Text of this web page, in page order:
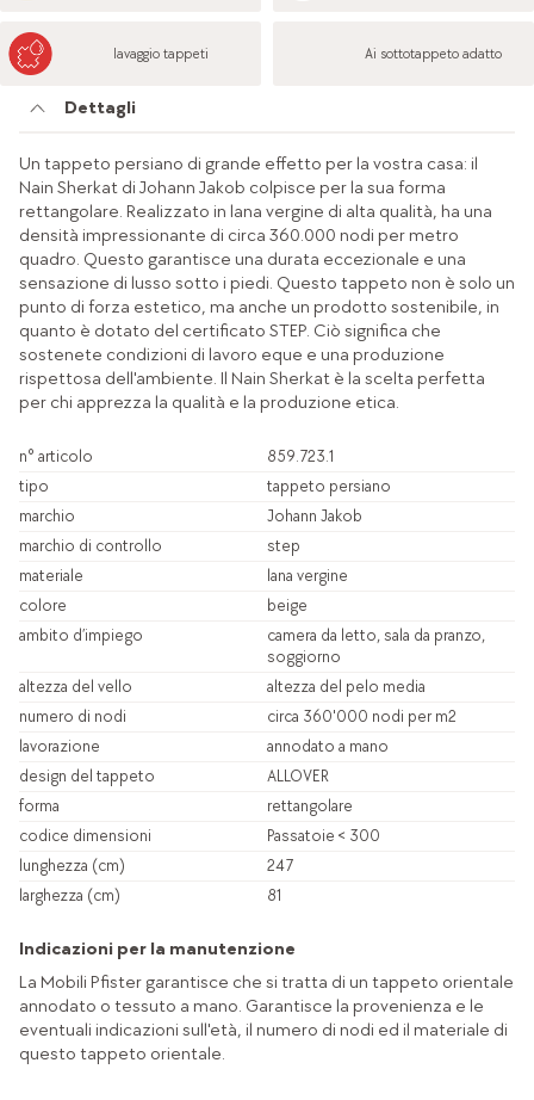
lavaggio tappeti Ai sottotappeto adatto
Dettagli
Un tappeto persiano di grande effetto per la vostra casa: il
Nain Sherkat di Johann Jakob colpisce per la sua forma
rettangolare. Realizzato in lana vergine di alta qualità, ha una
densità impressionante di circa 360.000 nodi per metro
quadro. Questo garantisce una durata eccezionale e una
sensazione di lusso sotto i piedi. Questo tappeto non è solo un
punto di forza estetico, ma anche un prodotto sostenibile, in
quanto è dotato del certificato STEP. Ciò significa che
sostenete condizioni di lavoro eque e una produzione
rispettosa dell'ambiente. Il Nain Sherkat è la scelta perfetta
per chi apprezza la qualità e la produzione etica.
n° articolo
859.723.1
tipo
tappeto persiano
marchio
Johann Jakob
marchio di controllo
step
materiale
lana vergine
colore
beige
ambito d’impiego
camera da letto, sala da pranzo,
soggiorno
altezza del vello
altezza del pelo media
numero di nodi
circa 360'000 nodi per m2
lavorazione
annodato a mano
design del tappeto
ALLOVER
forma
rettangolare
codice dimensioni
Passatoie < 300
lunghezza (cm)
247
larghezza (cm)
81
Indicazioni per la manutenzione
La Mobili Pfister garantisce che si tratta di un tappeto orientale
annodato o tessuto a mano. Garantisce la provenienza e le
eventuali indicazioni sull'età, il numero di nodi ed il materiale di
questo tappeto orientale.